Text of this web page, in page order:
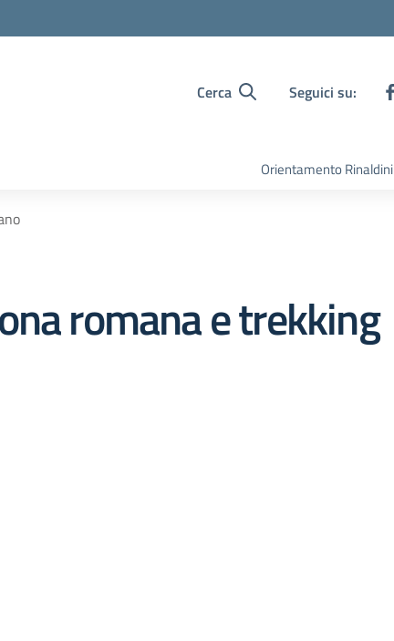
Cerca Seguici su:
Orientamento Rinaldini
romana e trekking